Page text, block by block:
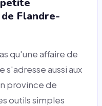
Flandre-
qu'une affaire de
s'adresse aussi aux
province de
outils simples